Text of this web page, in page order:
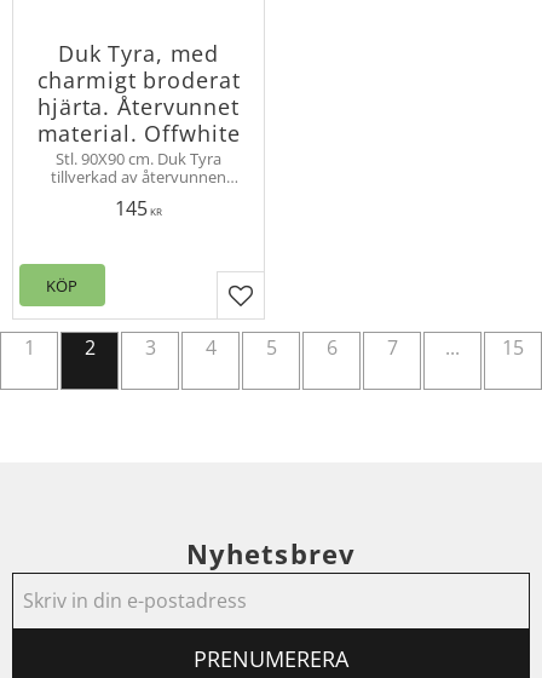
Duk Tyra, med
charmigt broderat
hjärta. Återvunnet
material. Offwhite
Stl. 90X90 cm. Duk Tyra
tillverkad av återvunnen
charmigt broderat hjärta i
145KR
Lägg till i favoriter
KÖP
1 2 3 4 5 6 7 ... 15
Nyhetsbrev
PRENUMERERA